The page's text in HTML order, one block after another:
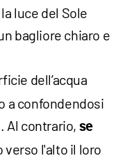
luce del Sole
bagliore chiaro e
dell’acqua
a confondendosi
Al contrario, se
verso l'alto il loro